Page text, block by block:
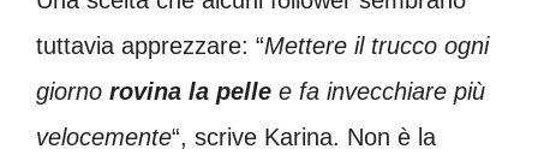
tuttavia apprezzare: “Mettere il trucco ogni
giorno rovina la pelle e fa invecchiare più
velocemente“, scrive Karina. Non è la